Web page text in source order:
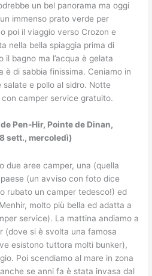
un bel panorama ma oggi
immenso prato verde per
poi il viaggio verso Crozon e
nella bella spiaggia prima di
bagno ma l’acqua è gelata
è di sabbia finissima. Ceniamo in
e pollo al sidro. Notte
con camper service gratuito.
Pen-Hir, Pointe de Dinan,
sett., mercoledì)
due aree camper, una (quella
(un avviso con foto dice
rubato un camper tedesco!) ed
molto più bella ed adatta a
service). La mattina andiamo a
(dove si è svolta una famosa
esistono tuttora molti bunker),
Poi scendiamo al mare in zona
se anni fa è stata invasa dal